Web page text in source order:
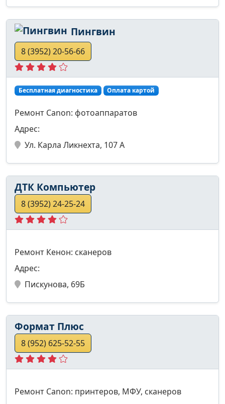
Пингвин
8 (3952) 20-56-66
Бесплатная диагностика Оплата картой
Ремонт Canon: фотоаппаратов
Адрес:
Ул. Карла Ликнехта, 107 А
ДТК Компьютер
8 (3952) 24-25-24
Ремонт Кенон: сканеров
Адрес:
Пискунова, 69Б
Формат Плюс
8 (952) 625-52-55
Ремонт Canon: принтеров, МФУ, сканеров